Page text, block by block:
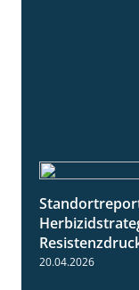
20.04.2026